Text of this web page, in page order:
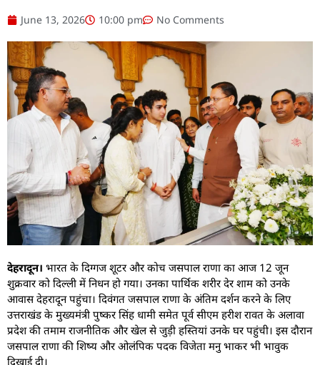
June 13, 2026 10:00 pm No Comments
देहरादून। भारत के दिग्गज शूटर और कोच जसपाल राणा का आज 12 जून
शुक्रवार को दिल्ली में निधन हो गया। उनका पार्थिक शरीर देर शाम को उनके
आवास देहरादून पहुंचा। दिवंगत जसपाल राणा के अंतिम दर्शन करने के लिए
उत्तराखंड के मुख्यमंत्री पुष्कर सिंह धामी समेत पूर्व सीएम हरीश रावत के अलावा
प्रदेश की तमाम राजनीतिक और खेल से जुड़ी हस्तियां उनके घर पहुंची। इस दौरान
जसपाल राणा की शिष्य और ओलंपिक पदक विजेता मनु भाकर भी भावुक
दिखाई दी।